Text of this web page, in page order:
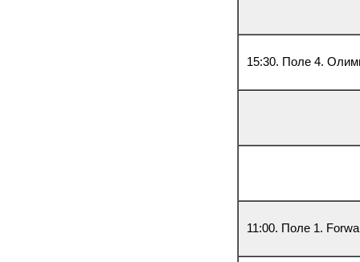
15:30. Поле 4.
11:00. Поле 1.